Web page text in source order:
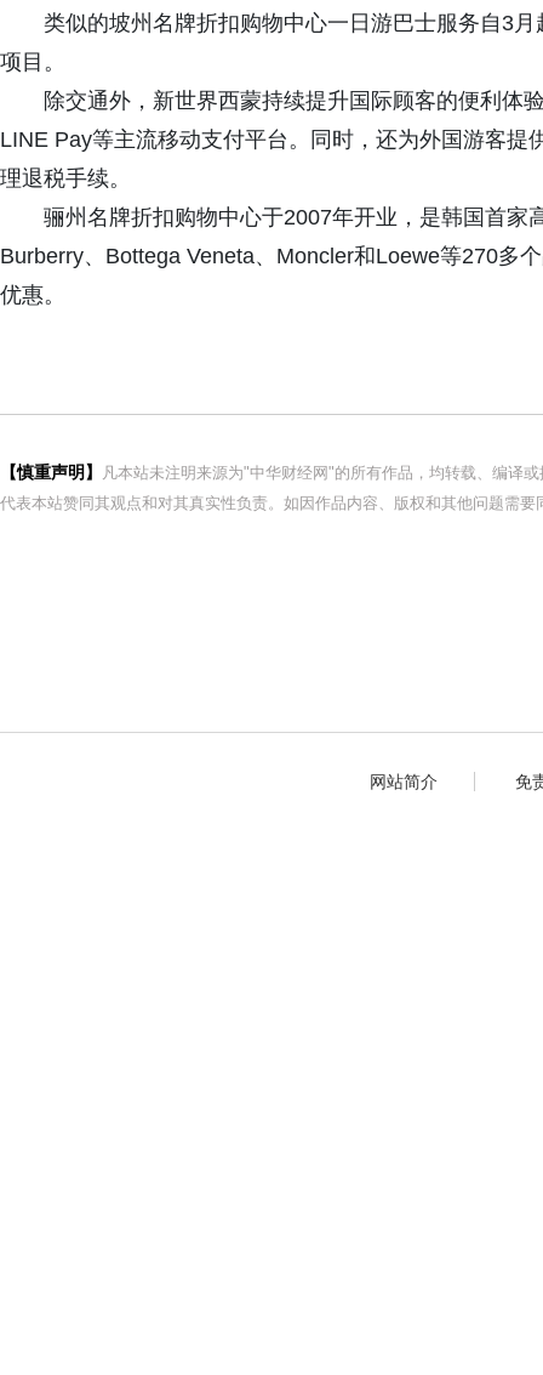
类似的坡州名牌折扣购物中心一日游巴士服务自3
项目。
除交通外，新世界西蒙持续提升国际顾客的便利体
LINE Pay等主流移动支付平台。同时，还为外国游客
理退税手续。
骊州名牌折扣购物中心于2007年开业，是韩国首
Burberry、Bottega Veneta、Moncler和Loewe等270多
优惠。
【慎重声明】
凡本站未注明来源为"中华财经网"的所有作品，均转载、编译
代表本站赞同其观点和对其真实性负责。如因作品内容、版权和其他问题需
网站简介 免